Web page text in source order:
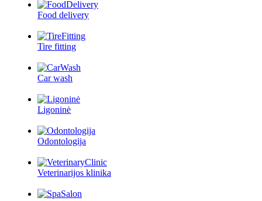
Food delivery
Tire fitting
Car wash
Ligoninė
Odontologija
Veterinarijos klinika